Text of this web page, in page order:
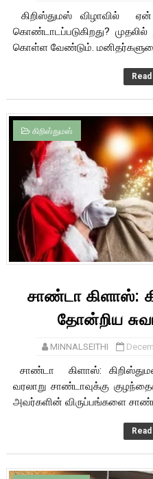
கிறிஸ்துமஸ் விழாவில்
கொண்டாடப்படுகிறது?
கொள்ள வேண்டும்.
கிறிஸ்துமஸ்
சாண்டா கிளாஸ்:
தோன்றிய
MINNALSEITHI
சாண்டா கிளாஸ்:
வரலாறு சாண்டாவுக்கு
அவர்களின் விருப்பங்களை